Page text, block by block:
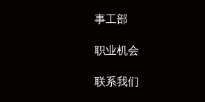
事工部
职业机会
联系我们